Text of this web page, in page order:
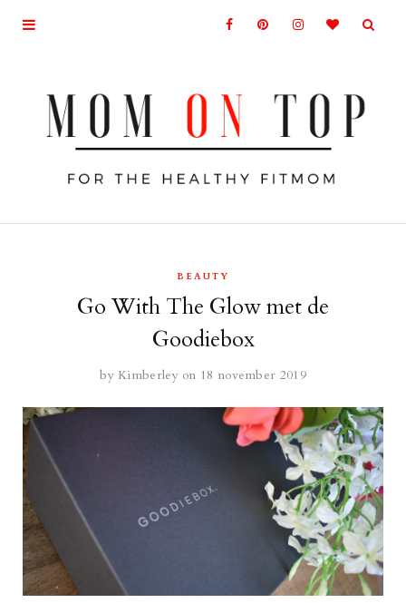
BEAUTY
Go With The Glow met de
Goodiebox
by Kimberley on 18 november 2019